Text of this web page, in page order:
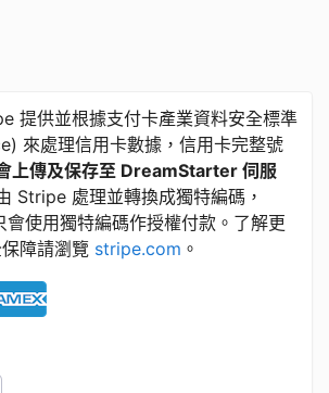
提供並根據支付卡產業資料安全標準
來處理信用卡數據，信用卡完整號
上傳及保存至 DreamStarter 伺服
Stripe 處理並轉換成獨特編碼，
使用獨特編碼作授權付款。了解更
障請瀏覽 stripe.com 。